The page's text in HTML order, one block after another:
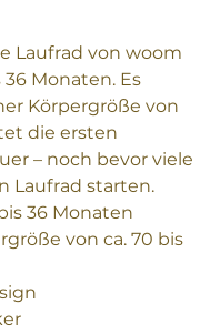
Laufrad von woom
Monaten. Es
Körpergröße von
die ersten
– noch bevor viele
Laufrad starten.
36 Monaten
von ca. 70 bis